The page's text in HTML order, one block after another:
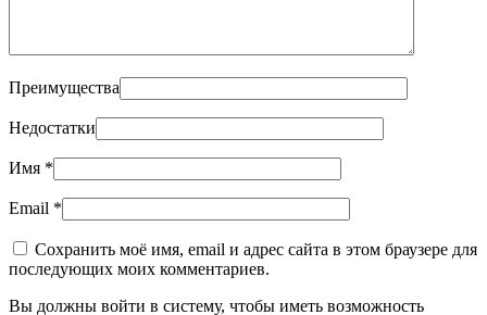
Преимущества
Недостатки
Имя *
Email *
Сохранить моё имя, email и адрес сайта в этом браузере для
последующих моих комментариев.
Вы должны войти в систему, чтобы иметь возможность